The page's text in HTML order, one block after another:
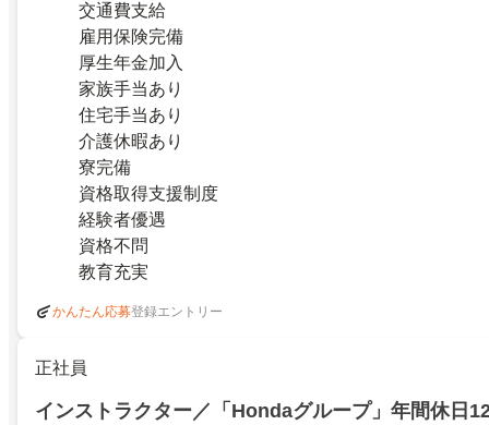
交通費支給
雇用保険完備
厚生年金加入
家族手当あり
住宅手当あり
介護休暇あり
寮完備
資格取得支援制度
経験者優遇
資格不問
教育充実
かんたん応募登録エントリー
正社員
インストラクター／「Hondaグループ」年間休日